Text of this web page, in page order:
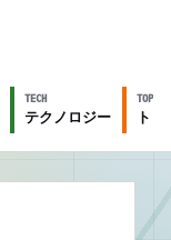
TECH
テクノロジー
TOPICS
ト